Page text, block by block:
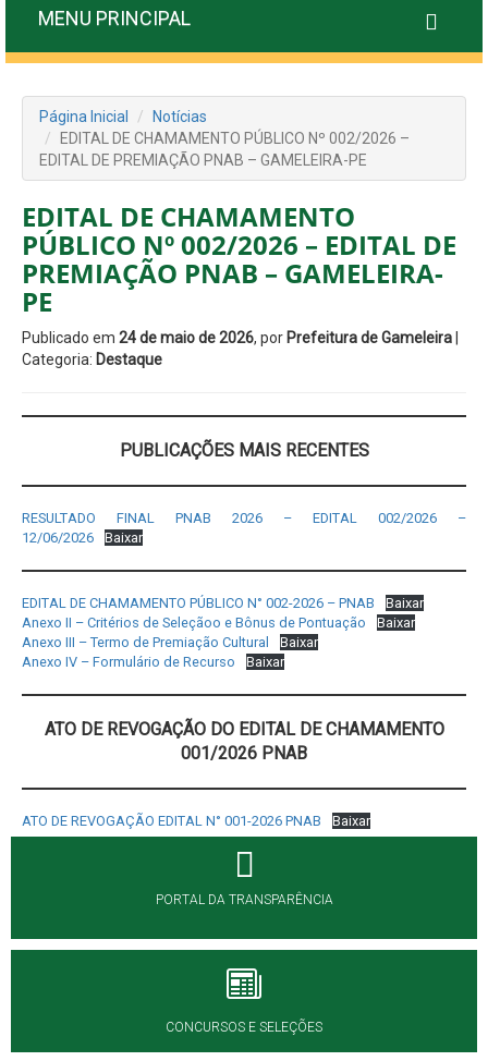
MENU PRINCIPAL
Página Inicial
Notícias
EDITAL DE CHAMAMENTO PÚBLICO Nº 002/2026 –
EDITAL DE PREMIAÇÃO PNAB – GAMELEIRA-PE
EDITAL DE CHAMAMENTO
PÚBLICO Nº 002/2026 – EDITAL DE
PREMIAÇÃO PNAB – GAMELEIRA-
PE
Publicado em 24 de maio de 2026, por Prefeitura de Gameleira
Categoria: Destaque
PUBLICAÇÕES MAIS RECENTES
RESULTADO FINAL PNAB 2026 – EDITAL 002/2026 –
12/06/2026
Baixar
EDITAL DE CHAMAMENTO PÚBLICO N° 002-2026 – PNAB
Baixar
Anexo II – Critérios de Seleçãoo e Bônus de Pontuação
Baixar
Anexo III – Termo de Premiação Cultural
Baixar
Anexo IV – Formulário de Recurso
Baixar
ATO DE REVOGAÇÃO DO EDITAL DE CHAMAMENTO
001/2026 PNAB
ATO DE REVOGAÇÃO EDITAL N° 001-2026 PNAB Baixar
PORTAL DA TRANSPARÊNCIA
CONCURSOS E SELEÇÕES